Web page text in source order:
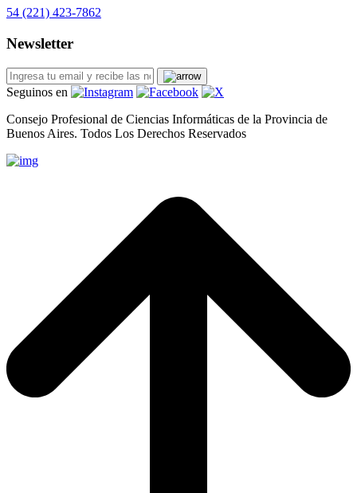
54 (221) 423-7862
Newsletter
Seguinos en
Consejo Profesional de Ciencias Informáticas de la Provincia de
Buenos Aires. Todos Los Derechos Reservados